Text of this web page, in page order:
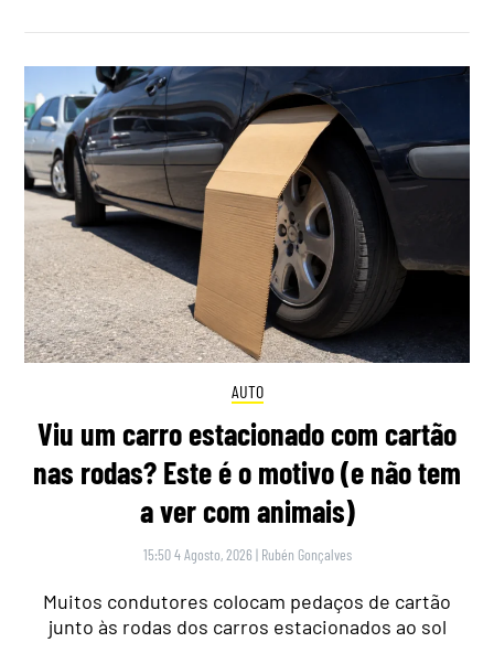
AUTO
Viu um carro estacionado com cartão
nas rodas? Este é o motivo (e não tem
a ver com animais)
15:50 4 Agosto, 2026 | Rubén Gonçalves
Muitos condutores colocam pedaços de cartão
junto às rodas dos carros estacionados ao sol